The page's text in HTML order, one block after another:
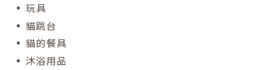
玩具
貓跳台
貓的餐具
沐浴用品